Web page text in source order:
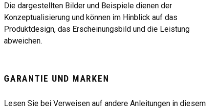
Die dargestellten Bilder und Beispiele dienen der
Konzeptualisierung und können im Hinblick auf das
Produktdesign, das Erscheinungsbild und die Leistung
abweichen.
GARANTIE UND MARKEN
Lesen Sie bei Verweisen auf andere Anleitungen in diesem